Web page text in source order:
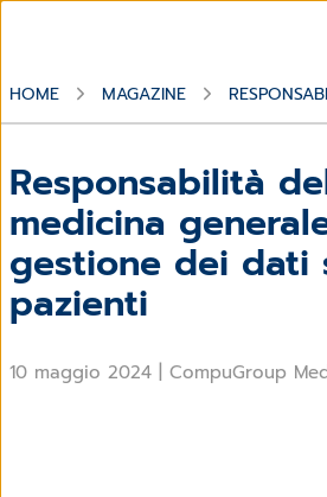
HOME MAGAZINE
Responsabilità
medicina
gestione dei dati
pazienti
10 maggio 2024 CompuGroup